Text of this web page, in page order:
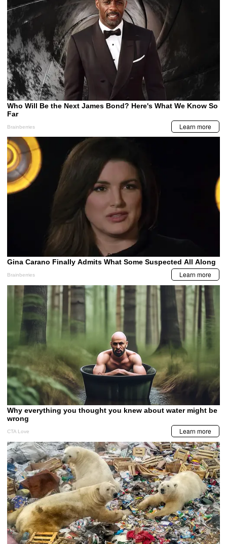
MUNDO
China acusa a Trump de querer convertir al
espacio en un 'campo de batalla'
MIS TEMAS PREFERIDOS